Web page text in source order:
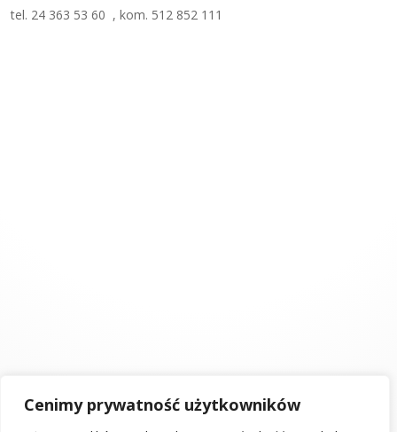
Cenimy prywatność użytkowników
tel. 24 363 53 60 , kom. 512 852 111